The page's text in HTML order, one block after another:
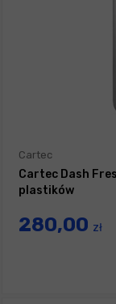
Cartec
Cartec Dash
plastików
280,00 zł